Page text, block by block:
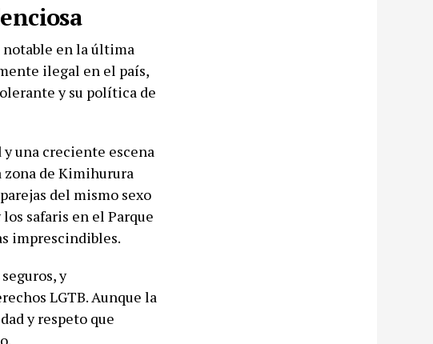
en la última
ilegal en el país,
y su política de
una creciente escena
zona de Kimihurura
del mismo sexo
safaris en el Parque
imprescindibles.
y
LGTB. Aunque la
y respeto que